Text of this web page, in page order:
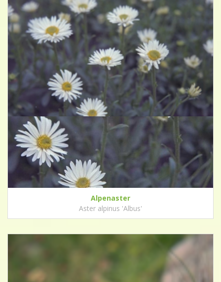
Alpenaster
Aster alpinus 'Albus'